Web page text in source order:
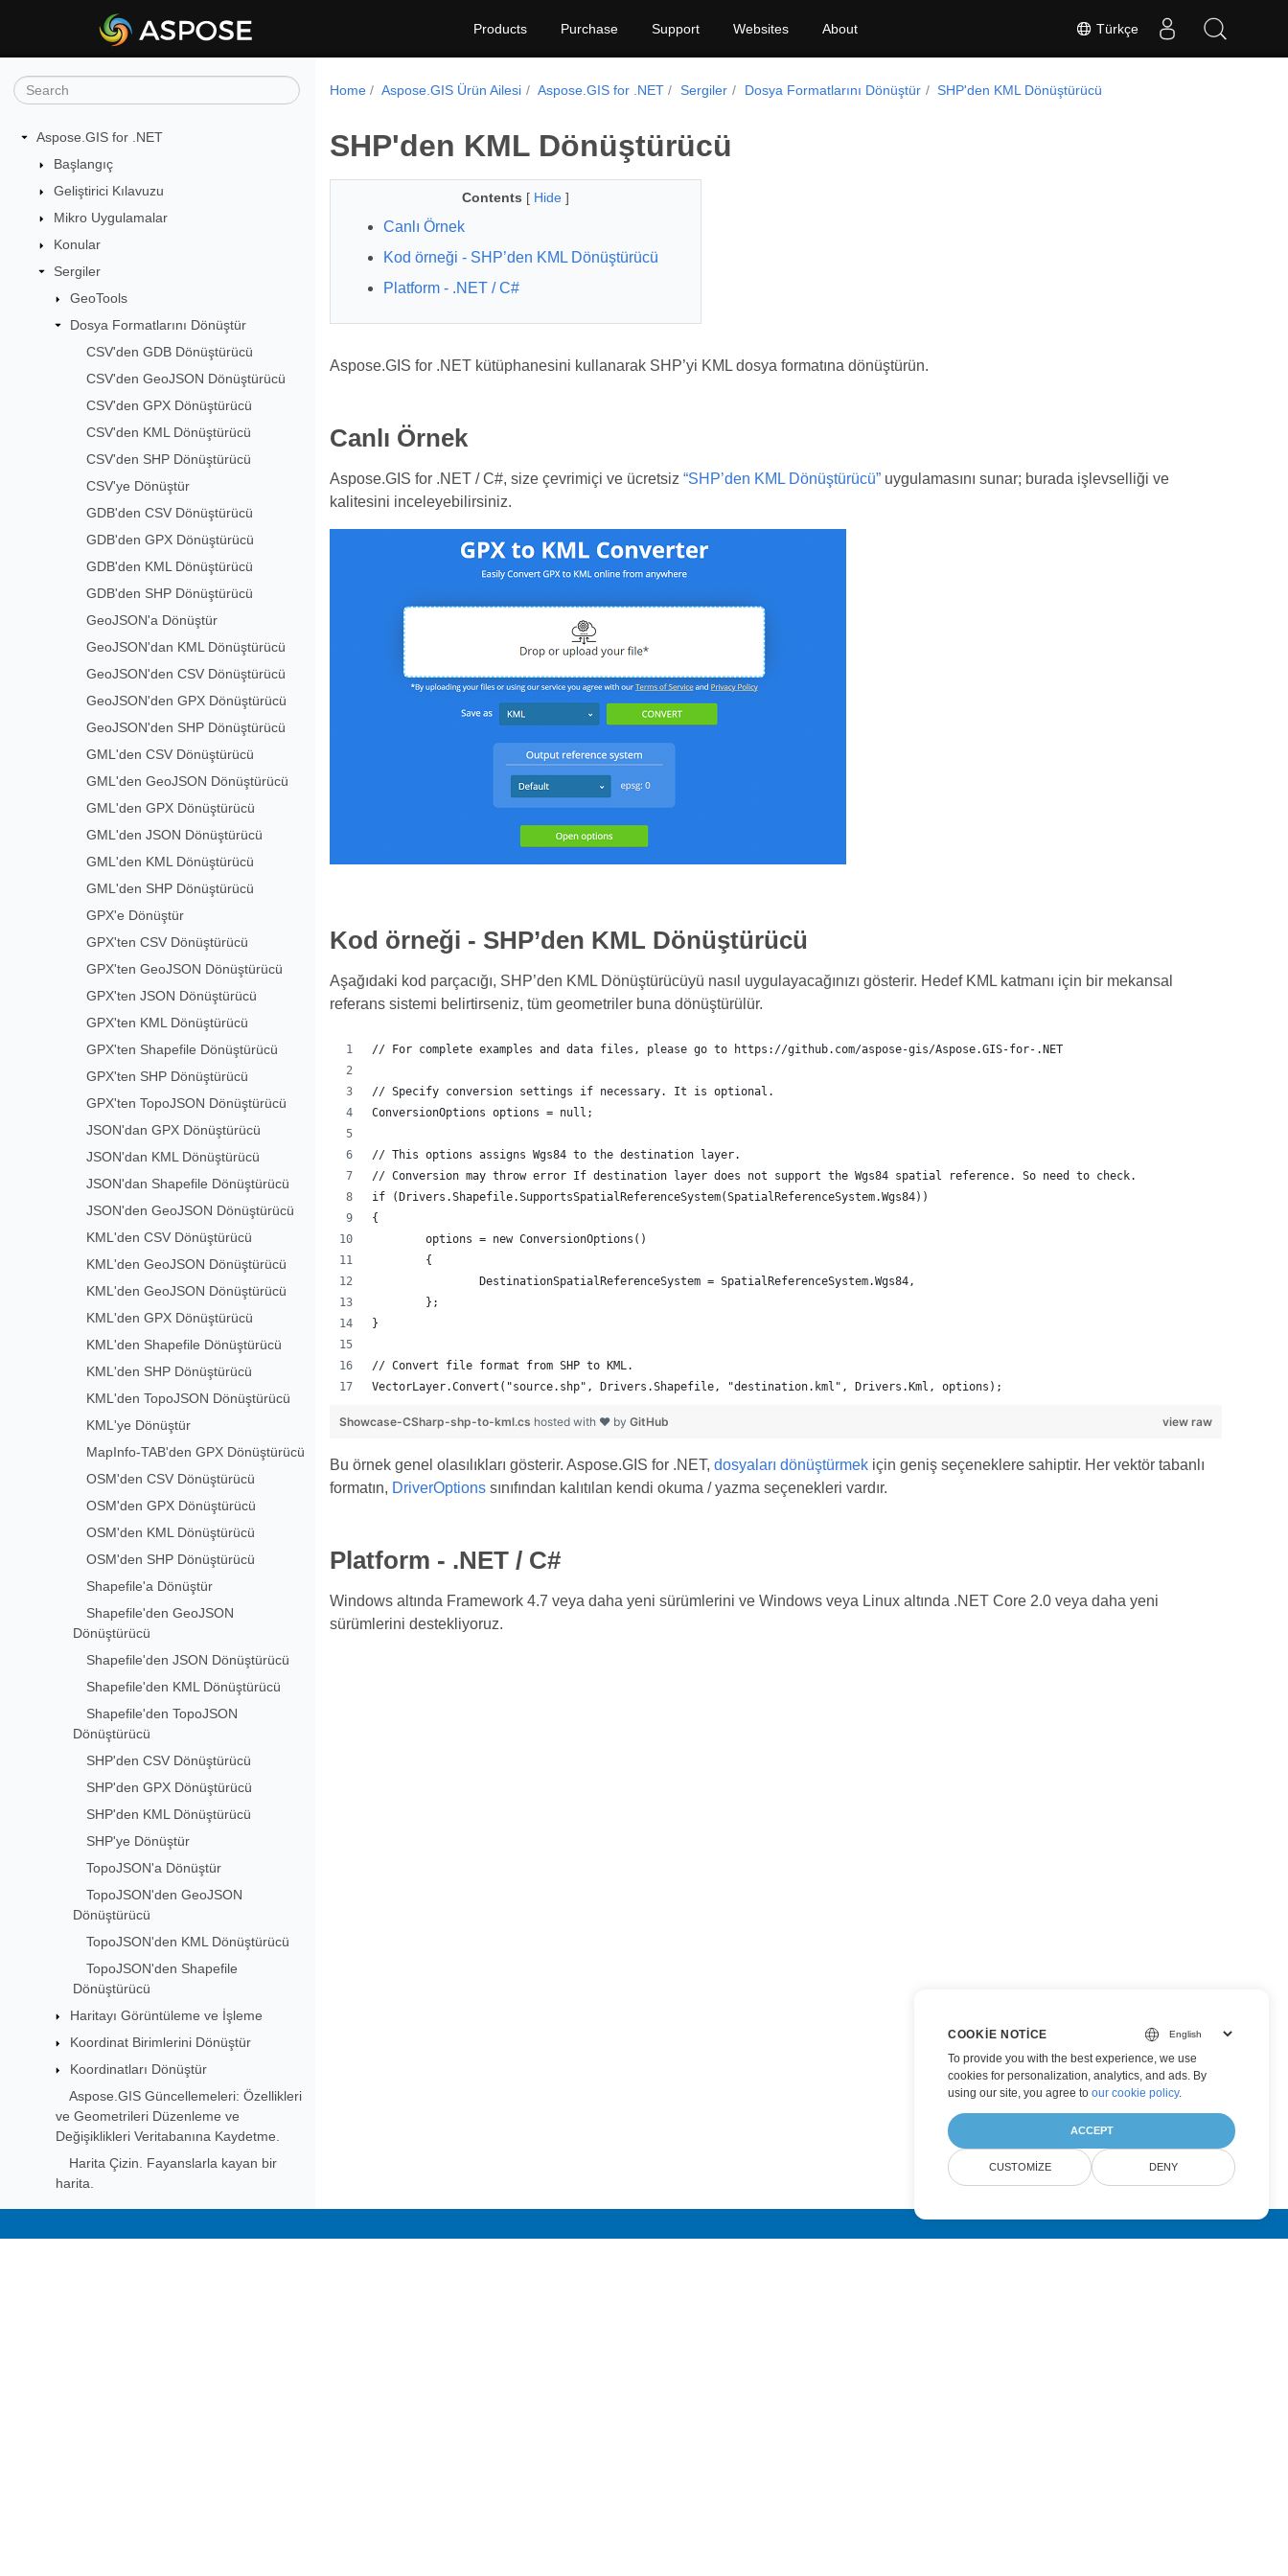
Türkçe
Products Purchase Support Websites About
Aspose.GIS for .NET
Başlangıç
Geliştirici Kılavuzu
Mikro Uygulamalar
Konular
Sergiler
GeoTools
Dosya Formatlarını Dönüştür
CSV'den GDB Dönüştürücü
CSV'den GeoJSON Dönüştürücü
CSV'den GPX Dönüştürücü
CSV'den KML Dönüştürücü
CSV'den SHP Dönüştürücü
CSV'ye Dönüştür
GDB'den CSV Dönüştürücü
GDB'den GPX Dönüştürücü
GDB'den KML Dönüştürücü
GDB'den SHP Dönüştürücü
GeoJSON'a Dönüştür
GeoJSON'dan KML Dönüştürücü
GeoJSON'den CSV Dönüştürücü
GeoJSON'den GPX Dönüştürücü
GeoJSON'den SHP Dönüştürücü
GML'den CSV Dönüştürücü
GML'den GeoJSON Dönüştürücü
GML'den GPX Dönüştürücü
GML'den JSON Dönüştürücü
GML'den KML Dönüştürücü
GML'den SHP Dönüştürücü
GPX'e Dönüştür
GPX'ten CSV Dönüştürücü
GPX'ten GeoJSON Dönüştürücü
GPX'ten JSON Dönüştürücü
GPX'ten KML Dönüştürücü
GPX'ten Shapefile Dönüştürücü
GPX'ten SHP Dönüştürücü
GPX'ten TopoJSON Dönüştürücü
JSON'dan GPX Dönüştürücü
JSON'dan KML Dönüştürücü
JSON'dan Shapefile Dönüştürücü
JSON'den GeoJSON Dönüştürücü
KML'den CSV Dönüştürücü
KML'den GeoJSON Dönüştürücü
KML'den GeoJSON Dönüştürücü
KML'den GPX Dönüştürücü
KML'den Shapefile Dönüştürücü
KML'den SHP Dönüştürücü
KML'den TopoJSON Dönüştürücü
KML'ye Dönüştür
MapInfo-TAB'den GPX Dönüştürücü
OSM'den CSV Dönüştürücü
OSM'den GPX Dönüştürücü
OSM'den KML Dönüştürücü
OSM'den SHP Dönüştürücü
Shapefile'a Dönüştür
Shapefile'den GeoJSON
Dönüştürücü
Shapefile'den JSON Dönüştürücü
Shapefile'den KML Dönüştürücü
Shapefile'den TopoJSON
Dönüştürücü
SHP'den CSV Dönüştürücü
SHP'den GPX Dönüştürücü
SHP'den KML Dönüştürücü
SHP'ye Dönüştür
TopoJSON'a Dönüştür
TopoJSON'den GeoJSON
Dönüştürücü
TopoJSON'den KML Dönüştürücü
TopoJSON'den Shapefile
Dönüştürücü
Haritayı Görüntüleme ve İşleme
Koordinat Birimlerini Dönüştür
Koordinatları Dönüştür
Aspose.GIS Güncellemeleri: Özellikleri
ve Geometrileri Düzenleme ve
Değişiklikleri Veritabanına Kaydetme.
Harita Çizin. Fayanslarla kayan bir
harita.
Home Aspose.GIS Ürün Ailesi Aspose.GIS for .NET Sergiler Dosya Formatlarını Dönüştür SHP'den KML Dönüştürücü
SHP'den KML Dönüştürücü
Contents [ Hide ]
Canlı Örnek
Kod örneği - SHP’den KML Dönüştürücü
Platform - .NET / C#
Aspose.GIS for .NET kütüphanesini kullanarak SHP’yi KML dosya formatına dönüştürün.
Canlı Örnek
Aspose.GIS for .NET / C#, size çevrimiçi ve ücretsiz “SHP’den KML Dönüştürücü”uygulamasını sunar; burada işlevselliği ve
kalitesini inceleyebilirsiniz.
Kod örneği - SHP’den KML Dönüştürücü
Aşağıdaki kod parçacığı, SHP’den KML Dönüştürücüyü nasıl uygulayacağınızı gösterir. Hedef KML katmanı için bir mekansal
referans sistemi belirtirseniz, tüm geometriler buna dönüştürülür.
// For complete examples and data files, please go to https://github.com/aspose-gis/Aspose.GIS-for-.NET
// Specify conversion settings if necessary. It is optional.
ConversionOptions options = null;
// This options assigns Wgs84 to the destination layer.
// Conversion may throw error If destination layer does not support the Wgs84 spatial reference. So need to check.
if (Drivers.Shapefile.SupportsSpatialReferenceSystem(SpatialReferenceSystem.Wgs84))
{
	options = new ConversionOptions()
	{
		DestinationSpatialReferenceSystem = SpatialReferenceSystem.Wgs84,
	};
}
// Convert file format from SHP to KML.
VectorLayer.Convert("source.shp", Drivers.Shapefile, "destination.kml", Drivers.Kml, options);
view raw
Showcase-CSharp-shp-to-kml.cs hosted with ❤ by GitHub
Bu örnek genel olasılıkları gösterir. Aspose.GIS for .NET, dosyaları dönüştürmekiçin geniş seçeneklere sahiptir. Her vektör tabanlı
formatın, DriverOptionssınıfından kalıtılan kendi okuma / yazma seçenekleri vardır.
Platform - .NET / C#
Windows altında Framework 4.7 veya daha yeni sürümlerini ve Windows veya Linux altında .NET Core 2.0 veya daha yeni
sürümlerini destekliyoruz.
COOKIE NOTICE
To provide you with the best experience, we use
cookies for personalization, analytics, and ads. By
using our site, you agree to our cookie policy.
ACCEPT
CUSTOMIZE DENY